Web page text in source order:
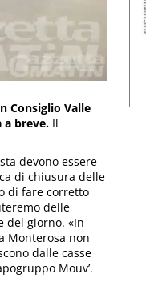
Consiglio Valle
a breve. Il
devono essere
di chiusura delle
di fare corretto
delle
del giorno. «In
Monterosa non
dalle casse
Mouv’.